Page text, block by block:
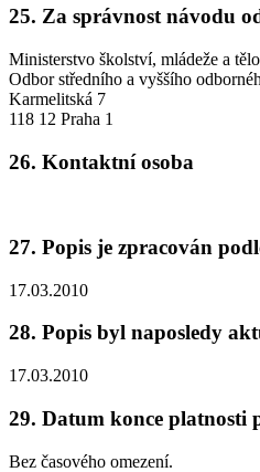
25. Za správnost návodu
Ministerstvo školství, mládeže a
Odbor středního a vyššího
Karmelitská 7
118 12 Praha 1
26. Kontaktní osoba
27. Popis je zpracován
17.03.2010
28. Popis byl naposledy
17.03.2010
29. Datum konce platnosti
Bez časového omezení.